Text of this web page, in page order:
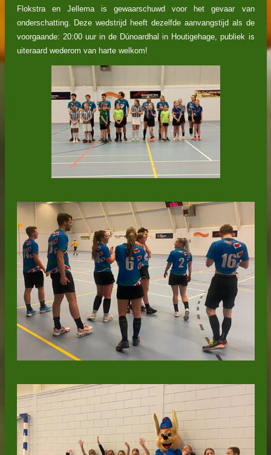
Flokstra en Jellema is gewaarschuwd voor het gevaar van
onderschatting. Deze wedstrijd heeft dezelfde aanvangstijd als de
voorgaande: 20:00 uur in de Dúnoardhal in Houtigehage, publiek is
uiteraard wederom van harte welkom!